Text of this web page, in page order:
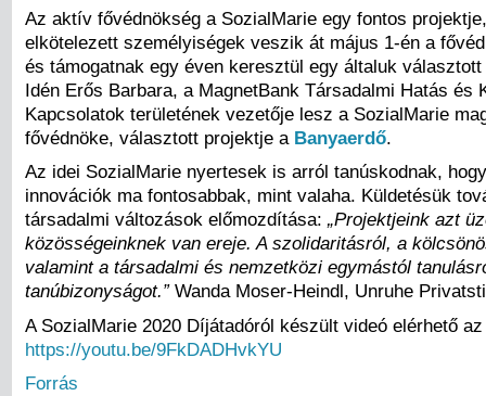
Az aktív fővédnökség a SozialMarie egy fontos
elkötelezett személyiségek veszik át május 1-én a
és támogatnak egy éven keresztül egy általuk
Idén Erős Barbara, a MagnetBank Társadalmi Hatás és
Kapcsolatok területének vezetője lesz a SozialMarie
fővédnöke, választott projektje a Banyaerdő.
Az idei SozialMarie nyertesek is arról tanúskodnak,
innovációk ma fontosabbak, mint valaha. Küldetésük
társadalmi változások előmozdítása: „Projektjeink azt
közösségeinknek van ereje. A szolidaritásról, a
valamint a társadalmi és nemzetközi egymástól
tanúbizonyságot.”Wanda Moser-Heindl, Unruhe
A SozialMarie 2020 Díjátadóról készült videó elérhető
https://youtu.be/9FkDADHvkYU
Forrás